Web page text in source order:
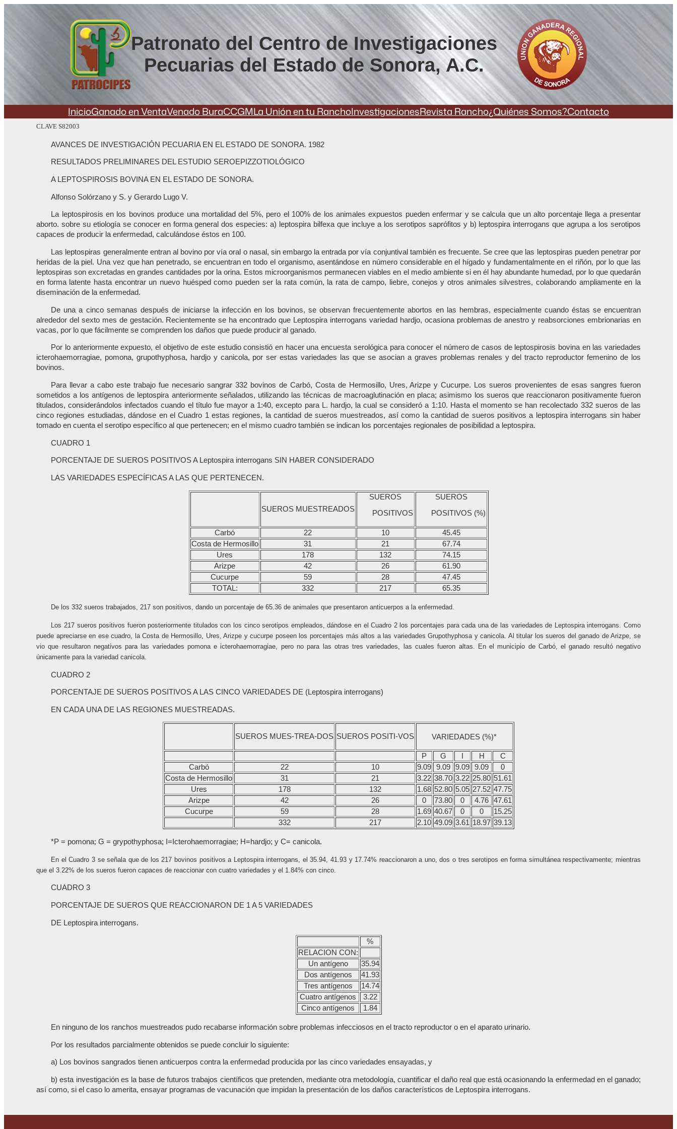
Patronato del Centro de Investigaciones
Pecuarias del Estado de Sonora, A.C.
InicioGanado en VentaVenado BuraCCGMLa Unión en tu RanchoInvestigacionesRevista Rancho¿Quiénes Somos?Contacto
CLAVE S82003
AVANCES DE INVESTIGACIÓN PECUARIA EN EL ESTADO DE SONORA. 1982
RESULTADOS PRELIMINARES DEL ESTUDIO SEROEPIZZOTIOLÓGICO
A LEPTOSPIROSIS BOVINA EN EL ESTADO DE SONORA.
Alfonso Solórzano y S. y Gerardo Lugo V.
La leptospirosis en los bovinos produce una mortalidad del 5%, pero el 100% de los animales expuestos pueden enfermar y se calcula que un alto porcentaje llega a presentar
aborto. sobre su etiología se conocer en forma general dos especies: a) leptospira bilfexa que incluye a los serotipos saprófitos y b) leptospira interrogans que agrupa a los serotipos
capaces de producir la enfermedad, calculándose éstos en 100.
Las leptospiras generalmente entran al bovino por vía oral o nasal, sin embargo la entrada por vía conjuntival también es frecuente. Se cree que las leptospiras pueden penetrar por
heridas de la piel. Una vez que han penetrado, se encuentran en todo el organismo, asentándose en número considerable en el hígado y fundamentalmente en el riñón, por lo que las
leptospiras son excretadas en grandes cantidades por la orina. Estos microorganismos permanecen viables en el medio ambiente si en él hay abundante humedad, por lo que quedarán
en forma latente hasta encontrar un nuevo huésped como pueden ser la rata común, la rata de campo, liebre, conejos y otros animales silvestres, colaborando ampliamente en la
diseminación de la enfermedad.
De una a cinco semanas después de iniciarse la infección en los bovinos, se observan frecuentemente abortos en las hembras, especialmente cuando éstas se encuentran
alrededor del sexto mes de gestación. Recientemente se ha encontrado que Leptospira interrogans variedad hardjo, ocasiona problemas de anestro y reabsorciones embrionarias en
vacas, por lo que fácilmente se comprenden los daños que puede producir al ganado.
Por lo anteriormente expuesto, el objetivo de este estudio consistió en hacer una encuesta serológica para conocer el número de casos de leptospirosis bovina en las variedades
icterohaemorragiae, pomona, grupothyphosa, hardjo y canicola, por ser estas variedades las que se asocian a graves problemas renales y del tracto reproductor femenino de los
bovinos.
Para llevar a cabo este trabajo fue necesario sangrar 332 bovinos de Carbó, Costa de Hermosillo, Ures, Arizpe y Cucurpe. Los sueros provenientes de esas sangres fueron
sometidos a los antígenos de leptospira anteriormente señalados, utilizando las técnicas de macroaglutinación en placa; asimismo los sueros que reaccionaron positivamente fueron
titulados, considerándolos infectados cuando el título fue mayor a 1:40, excepto para L. hardjo, la cual se consideró a 1:10. Hasta el momento se han recolectado 332 sueros de las
cinco regiones estudiadas, dándose en el Cuadro 1 estas regiones, la cantidad de sueros muestreados, así como la cantidad de sueros positivos a leptospira interrogans sin haber
tomado en cuenta el serotipo específico al que pertenecen; en el mismo cuadro también se indican los porcentajes regionales de posibilidad a leptospira.
CUADRO 1
PORCENTAJE DE SUEROS POSITIVOS A Leptospira interrogans SIN HABER CONSIDERADO
LAS VARIEDADES ESPECÍFICAS A LAS QUE PERTENECEN.
SUEROS MUESTREADOS
SUEROS
POSITIVOS
SUEROS
POSITIVOS (%)
Carbó 22 10
45.45
Costa de Hermosillo
31 21
67.74
Ures
178 132
74.15
Arizpe
42 26
61.90
Cucurpe
59 28
47.45
TOTAL:
332 217 65.35
De los 332 sueros trabajados, 217 son positivos, dando un porcentaje de 65.36 de animales que presentaron anticuerpos a la enfermedad.
Los 217 sueros positivos fueron posteriormente titulados con los cinco serotipos empleados, dándose en el Cuadro 2 los porcentajes para cada una de las variedades de Leptospira interrogans. Como
puede apreciarse en ese cuadro, la Costa de Hermosillo, Ures, Arizpe y cucurpe poseen los porcentajes más altos a las variedades Grupothyphosa y canicola. Al titular los sueros del ganado de Arizpe, se
vio que resultaron negativos para las variedades pomona e icterohaemorragiae, pero no para las otras tres variedades, las cuales fueron altas. En el municipio de Carbó, el ganado resultó negativo
únicamente para la variedad canicola.
CUADRO 2
PORCENTAJE DE SUEROS POSITIVOS A LAS CINCO VARIEDADES DE (Leptospira interrogans)
EN CADA UNA DE LAS REGIONES MUESTREADAS.
SUEROS MUES-TREA-DOS SUEROS POSITI-VOS VARIEDADES (%)*
P G H
C
Carbó
22 10 9.09 9.09 9.09 9.09
0
Costa de Hermosillo
31 21 3.22 38.70 3.22 25.80 51.61
Ures
178 132 1.68 52.80 5.05 27.52 47.75
Arizpe
42 26 0 73.80 0 4.76
47.61
Cucurpe
59 28 1.69 40.67 0 0
15.25
332
217 2.10 49.09 3.61 18.97 39.13
*P = pomona; G = grypothyphosa; I=Icterohaemorragiae; H=hardjo; y C= canicola.
En el Cuadro 3 se señala que de los 217 bovinos positivos a Leptospira interrogans, el 35.94, 41.93 y 17.74% reaccionaron a uno, dos o tres serotipos en forma simultánea respectivamente; mientras
que el 3.22% de los sueros fueron capaces de reaccionar con cuatro variedades y el 1.84% con cinco.
CUADRO 3
PORCENTAJE DE SUEROS QUE REACCIONARON DE 1 A 5 VARIEDADES
DE Leptospira interrogans.
%
RELACION CON:
Un antígeno
35.94
Dos antígenos
41.93
Tres antígenos
14.74
Cuatro antígenos
3.22
Cinco antígenos
1.84
En ninguno de los ranchos muestreados pudo recabarse información sobre problemas infecciosos en el tracto reproductor o en el aparato urinario.
Por los resultados parcialmente obtenidos se puede concluir lo siguiente:
a) Los bovinos sangrados tienen anticuerpos contra la enfermedad producida por las cinco variedades ensayadas, y
b) esta investigación es la base de futuros trabajos científicos que pretenden, mediante otra metodología, cuantificar el daño real que está ocasionando la enfermedad en el ganado;
así como, si el caso lo amerita, ensayar programas de vacunación que impidan la presentación de los daños característicos de Leptospira interrogans.